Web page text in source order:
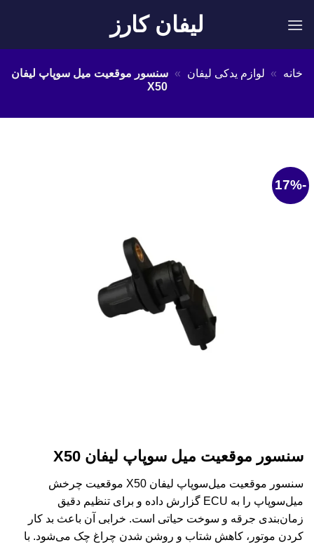
لیفان کارز
خانه » لوازم یدکی لیفان » سنسور موقعیت میل سوپاپ لیفان
X50
-17%
سنسور موقعیت میل سوپاپ لیفان X50
سنسور موقعیت میل‌سوپاپ لیفان X50 موقعیت چرخش
میل‌سوپاپ را به ECU گزارش داده و برای تنظیم دقیق
زمان‌بندی جرقه و سوخت حیاتی است. خرابی آن باعث بد کار
کردن موتور، کاهش شتاب و روشن شدن چراغ چک می‌شود. با